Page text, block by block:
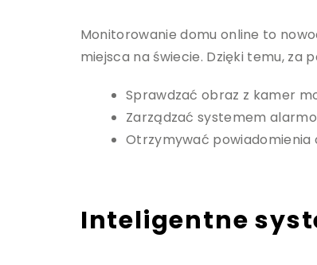
Monitorowanie domu online to
miejsca na świecie. Dzięki temu,
Sprawdzać obraz z kamer
Zarządzać systemem
Otrzymywać powiadomienia
Inteligentne